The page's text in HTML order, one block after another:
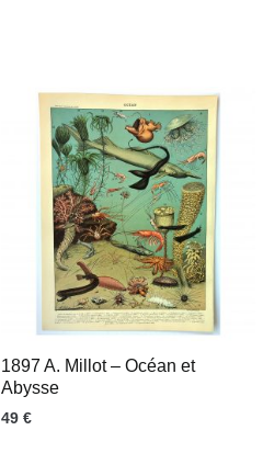
1897 A. Millot – Océan et
Abysse
49 €